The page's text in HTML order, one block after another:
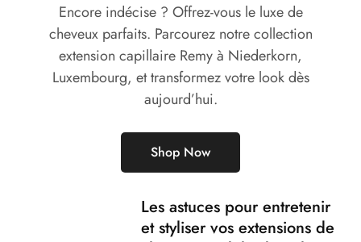
Encore indécise ? Offrez-vous le luxe de
cheveux parfaits. Parcourez notre collection
extension capillaire Remy à Niederkorn,
Luxembourg, et transformez votre look dès
aujourd’hui.
Shop Now
Les astuces pour entretenir
et styliser vos extensions de